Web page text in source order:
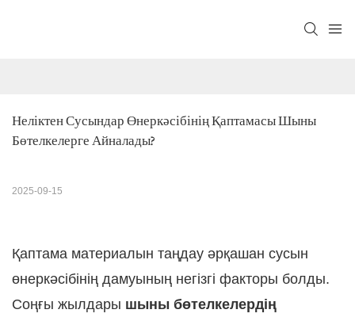
Неліктен Сусындар Өнеркәсібінің Қаптамасы Шыны
Бөтелкелерге Айналады?
2025-09-15
Қаптама материалын таңдау әрқашан сусын
өнеркәсібінің дамуының негізгі факторы болды.
Соңғы жылдары шыны бөтелкелердің